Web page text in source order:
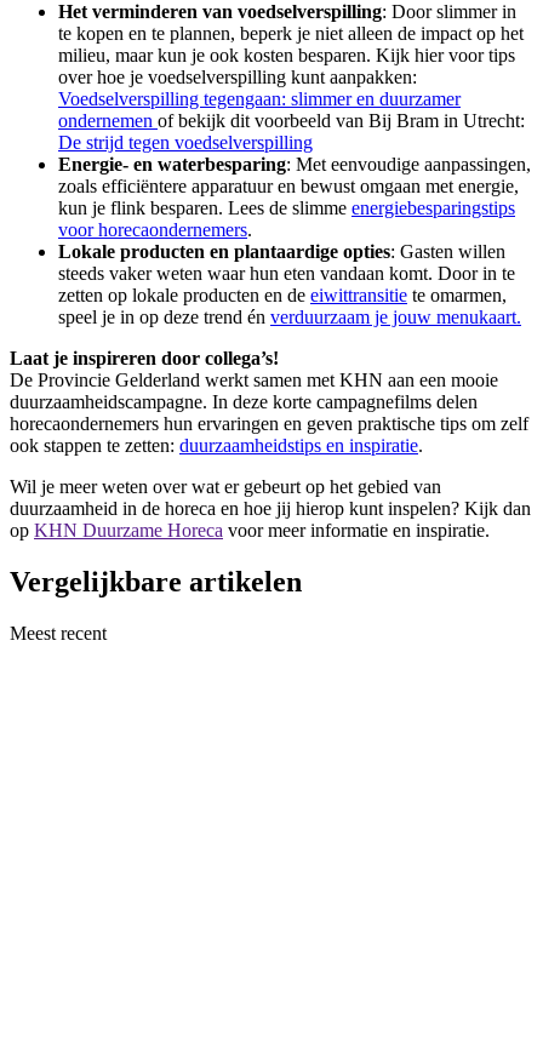
Het verminderen van voedselverspilling: Door slimmer in
te kopen en te plannen, beperk je niet alleen de impact op het
milieu, maar kun je ook kosten besparen. Kijk hier voor tips
over hoe je voedselverspilling kunt aanpakken:
Voedselverspilling tegengaan: slimmer en duurzamer
ondernemen of bekijk dit voorbeeld van Bij Bram in Utrecht:
De strijd tegen voedselverspilling
Energie- en waterbesparing: Met eenvoudige aanpassingen,
zoals efficiëntere apparatuur en bewust omgaan met energie,
kun je flink besparen. Lees de slimme energiebesparingstips
voor horecaondernemers.
Lokale producten en plantaardige opties: Gasten willen
steeds vaker weten waar hun eten vandaan komt. Door in te
zetten op lokale producten en de eiwittransitie te omarmen,
speel je in op deze trend én verduurzaam je jouw menukaart.
Laat je inspireren door collega’s!
De Provincie Gelderland werkt samen met KHN aan een mooie
duurzaamheidscampagne. In deze korte campagnefilms delen
horecaondernemers hun ervaringen en geven praktische tips om zelf
ook stappen te zetten: duurzaamheidstips en inspiratie.
Wil je meer weten over wat er gebeurt op het gebied van
duurzaamheid in de horeca en hoe jij hierop kunt inspelen? Kijk dan
op KHN Duurzame Horeca voor meer informatie en inspiratie.
Vergelijkbare artikelen
Meest recent